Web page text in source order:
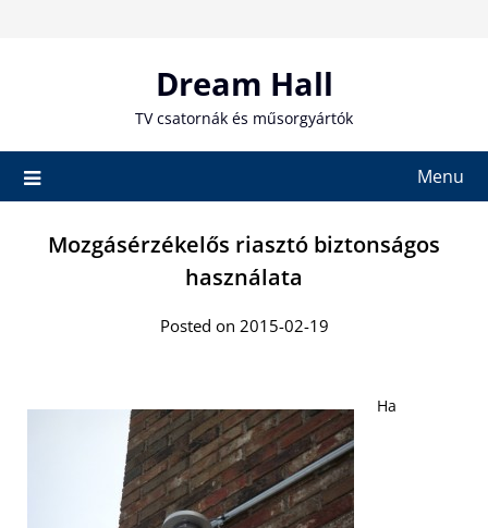
Dream Hall
TV csatornák és műsorgyártók
Menu
Mozgásérzékelős riasztó biztonságos
használata
Posted on 2015-02-19
Ha